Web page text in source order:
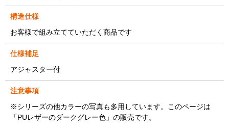
構造仕様
お客様で組み立てていただく商品です
仕様補足
アジャスター付
注意事項
※シリーズの他カラーの写真も多用しています。このページは
「PUレザーのダークグレー色」の販売です。